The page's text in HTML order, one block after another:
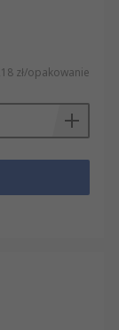
zł/opakowanie